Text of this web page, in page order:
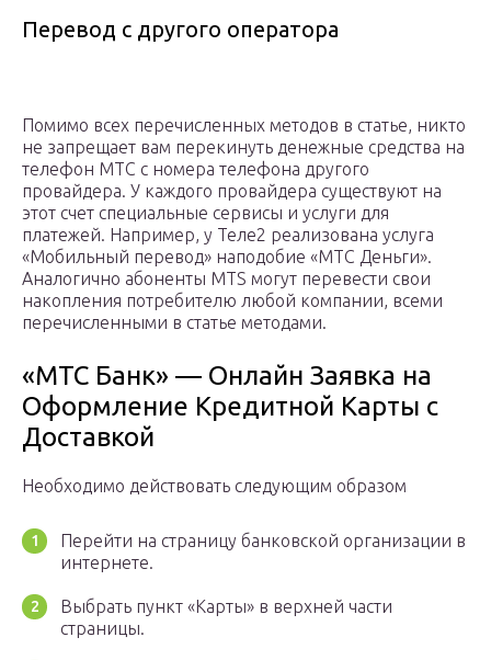
Перевод с другого оператора
Помимо всех перечисленных методов в статье, никто
не запрещает вам перекинуть денежные средства на
телефон МТС с номера телефона другого
провайдера. У каждого провайдера существуют на
этот счет специальные сервисы и услуги для
платежей. Например, у Теле2 реализована услуга
«Мобильный перевод» наподобие «МТС Деньги».
Аналогично абоненты MTS могут перевести свои
накопления потребителю любой компании, всеми
перечисленными в статье методами.
«МТС Банк» — Онлайн Заявка на
Оформление Кредитной Карты с
Доставкой
Необходимо действовать следующим образом
Перейти на страницу банковской организации в
интернете.
Выбрать пункт «Карты» в верхней части
страницы.